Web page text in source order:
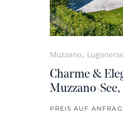
Muzzano,
Charme &
Muzzano-
PREIS AUF